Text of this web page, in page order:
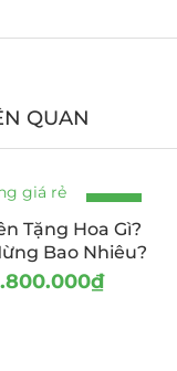
QUAN
-18%
Tặng Hoa Gì?
Bao Nhiêu?
₫